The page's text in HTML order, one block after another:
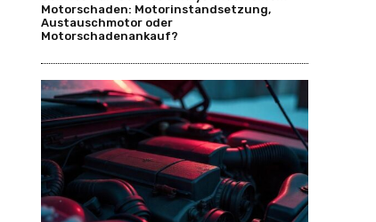
Motorschaden: Motorinstandsetzung,
Austauschmotor oder
Motorschadenankauf?